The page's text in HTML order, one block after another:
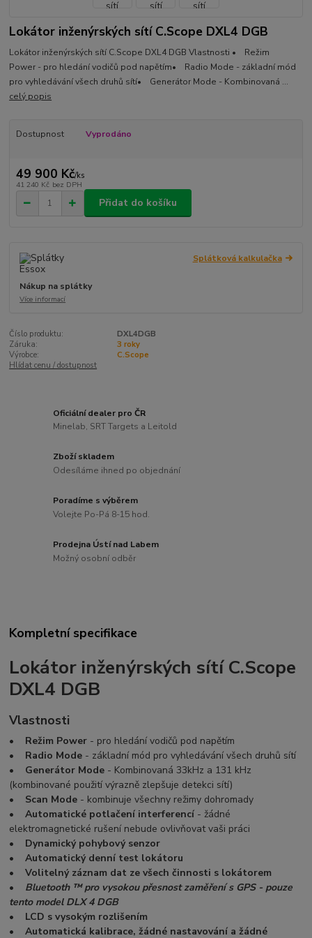
Lokátor inženýrských sítí C.Scope DXL4 DGB
Lokátor inženýrských sítí C.Scope DXL4 DGB Vlastnosti • Režim
Power - pro hledání vodičů pod napětím• Radio Mode - základní mód
pro vyhledávání všech druhů sítí• Generátor Mode - Kombinovaná ...
celý popis
Dostupnost Vyprodáno
49 900 Kč/ks
41 240 Kč bez DPH
Přidat do košíku
Splátková kalkulačka
Nákup na splátky
Více informací
Číslo produktu:
DXL4DGB
Záruka:
3 roky
Výrobce:
C.Scope
Hlídat cenu / dostupnost
Oficiální dealer pro ČR
Minelab, SRT Targets a Leitold
Zboží skladem
Odesíláme ihned po objednání
Poradíme s výběrem
Volejte Po-Pá 8-15 hod.
Prodejna Ústí nad Labem
Možný osobní odběr
Kompletní specifikace
Lokátor inženýrských sítí C.Scope
DXL4 DGB
Vlastnosti
• Režim Power - pro hledání vodičů pod napětím
• Radio Mode - základní mód pro vyhledávání všech druhů sítí
• Generátor Mode - Kombinovaná 33kHz a 131 kHz
(kombinované použití výrazně zlepšuje detekci sítí)
• Scan Mode - kombinuje všechny režimy dohromady
•
Automatické potlačení interferencí - žádné
elektromagnetické rušení nebude ovlivňovat vaši práci
• Dynamický pohybový senzor
•Automatický denní test lokátoru
•Volitelný záznam dat ze všech činnosti s lokátorem
•
Bluetooth ™ pro vysokou přesnost zaměření s GPS - pouze
tento model DLX 4 DGB
•
LCD s vysokým rozlišením
•Automatická kalibrace, žádné nastavování a žádné